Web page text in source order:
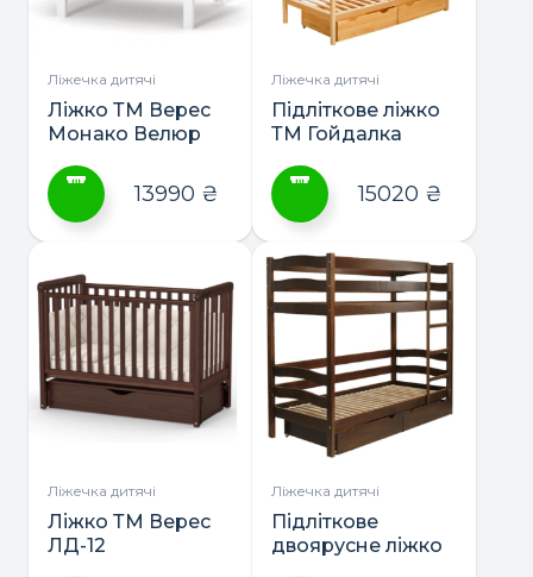
вибрати
сторінці
товару
вибрати
сторінці
товару
Ліжечка дитячі
Ліжко ТМ Верес
Монако Велюр
має
кілька
варіантів.
Параметри
можна
сторінці
товару
13990 ₴
Ліжечка дитячі
Підліткове ліжко
ТМ Гойдалка
шухлядами
160х80 або 190х80
товар
має
кілька
варіантів.
Параметри
можна
вибрати
сторінці
товару
15020 ₴
Ліжечка дитячі
Ліжко ТМ Верес
ЛД-12
Ліжечка дитячі
Підліткове
двоярусне ліжко